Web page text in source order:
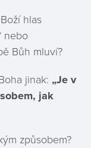
hlas
nebo
Bůh mluví?
jinak: „Je v
jak
způsobem?